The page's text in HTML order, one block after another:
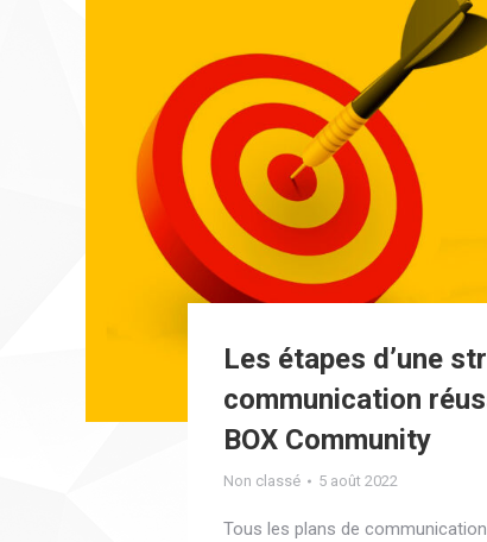
Les étapes d’une
communication
BOX Community
Non classé 5 août 2022
Tous les plans de